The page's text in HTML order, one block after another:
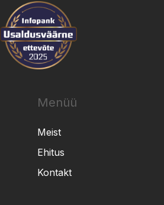
Menüü
Meist
Ehitus
Kontakt